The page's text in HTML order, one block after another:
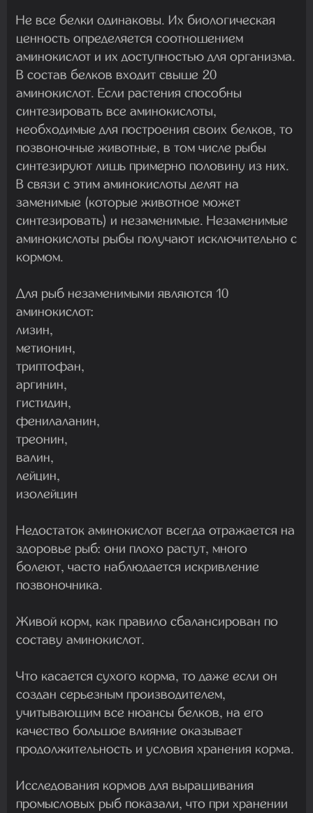
Не все белки одинаковы. Их биологическая
ценность определяется соотношением
аминокислот и их доступностью для организма.
В состав белков входит свыше 20
аминокислот. Если растения способны
синтезировать все аминокислоты,
необходимые для построения своих белков, то
позвоночные животные, в том числе рыбы
синтезируют лишь примерно половину из них.
В связи с этим аминокислоты делят на
заменимые (которые животное может
синтезировать) и незаменимые. Незаменимые
аминокислоты рыбы получают исключительно с
кормом.
Для рыб незаменимыми являются 10
аминокислот:
лизин,
метионин,
триптофан,
аргинин,
гистидин,
фенилаланин,
треонин,
валин,
лейцин,
изолейцин
Недостаток аминокислот всегда отражается на
здоровье рыб: они плохо растут, много
болеют, часто наблюдается искривление
позвоночника.
Живой корм, как правило сбалансирован по
составу аминокислот.
Что касается сухого корма, то даже если он
создан серьезным производителем,
учитывающим все нюансы белков, на его
качество большое влияние оказывает
продолжительность и условия хранения корма.
Исследования кормов для выращивания
промысловых рыб показали, что при хранении